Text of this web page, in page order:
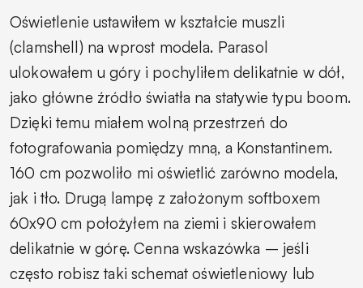
Oświetlenie ustawiłem w kształcie muszli
(clamshell) na wprost modela. Parasol
ulokowałem u góry i pochyliłem delikatnie w dół,
jako główne źródło światła na statywie typu boom.
Dzięki temu miałem wolną przestrzeń do
fotografowania pomiędzy mną, a Konstantinem.
160 cm pozwoliło mi oświetlić zarówno modela,
jak i tło. Drugą lampę z założonym softboxem
60x90 cm położyłem na ziemi i skierowałem
delikatnie w górę. Cenna wskazówka – jeśli
często robisz taki schemat oświetleniowy lub